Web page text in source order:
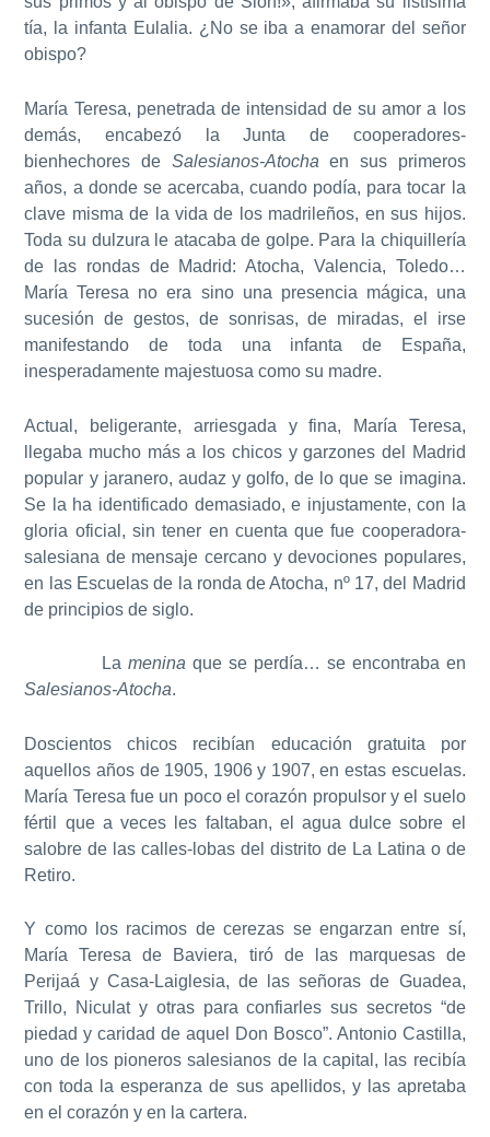
tía, la infanta Eulalia. ¿No se iba a enamorar del señor
obispo?
María Teresa, penetrada de intensidad de su amor a los
demás, encabezó la Junta de cooperadores-
bienhechores de Salesianos-Atocha en sus primeros
años, a donde se acercaba, cuando podía, para tocar la
clave misma de la vida de los madrileños, en sus hijos.
Toda su dulzura le atacaba de golpe. Para la chiquillería
de las rondas de Madrid: Atocha, Valencia, Toledo…
María Teresa no era sino una presencia mágica, una
sucesión de gestos, de sonrisas, de miradas, el irse
manifestando de toda una infanta de España,
inesperadamente majestuosa como su madre.
Actual, beligerante, arriesgada y fina, María Teresa,
llegaba mucho más a los chicos y garzones del Madrid
popular y jaranero, audaz y golfo, de lo que se imagina.
Se la ha identificado demasiado, e injustamente, con la
gloria oficial, sin tener en cuenta que fue cooperadora-
salesiana de mensaje cercano y devociones populares,
en las Escuelas de la ronda de Atocha, nº 17, del Madrid
de principios de siglo.
Lamenina que se perdía… se encontraba en
Salesianos-Atocha.
Doscientos chicos recibían educación gratuita por
aquellos años de 1905, 1906 y 1907, en estas escuelas.
María Teresa fue un poco el corazón propulsor y el suelo
fértil que a veces les faltaban, el agua dulce sobre el
salobre de las calles-lobas del distrito de La Latina o de
Retiro.
Y como los racimos de cerezas se engarzan entre sí,
María Teresa de Baviera, tiró de las marquesas de
Perijaá y Casa-Laiglesia, de las señoras de Guadea,
Trillo, Niculat y otras para confiarles sus secretos “de
piedad y caridad de aquel Don Bosco”. Antonio Castilla,
uno de los pioneros salesianos de la capital, las recibía
con toda la esperanza de sus apellidos, y las apretaba
en el corazón y en la cartera.